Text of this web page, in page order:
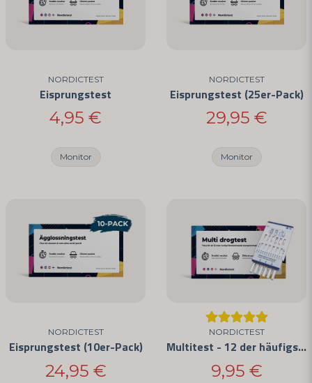
NORDICTEST
Eisprungstest
4,95 €
Monitor
NORDICTEST
Eisprungstest (25er-Pack)
29,95 €
Monitor
NORDICTEST
Eisprungstest (10er-Pack)
24,95 €
NORDICTEST
Multitest - 12 der häufigsten Drogen
9,95 €
Ja, Sie können meine Frage veröffentlichen